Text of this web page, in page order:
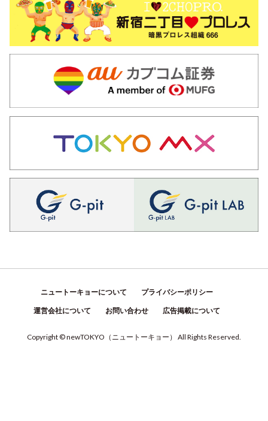
ニュートーキョーについて プライバシーポリシー
運営会社について お問い合わせ 広告掲載について
Copyright © newTOKYO （ ニュートーキョー ） All Rights Reserved.